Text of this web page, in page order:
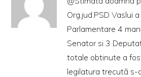
Org.jud.PSD Vaslui
Parlamentare 4
Senator si 3
totale obtinute a
legilatura trecută s-